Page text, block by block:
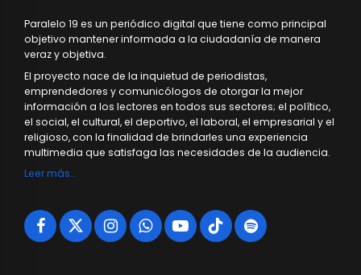
Paralelo 19 es un periódico digital que tiene como principal
objetivo mantener informada a la ciudadanía de manera
veraz y objetiva.
El proyecto nace de la inquietud de periodistas,
emprendedores y comunicólogos de otorgar la mejor
información a los lectores en todos sus sectores; el político,
el social, el cultural, el deportivo, el laboral, el empresarial y el
religioso, con la finalidad de brindarles una experiencia
multimedia que satisfaga las necesidades de la audiencia.
Leer más…